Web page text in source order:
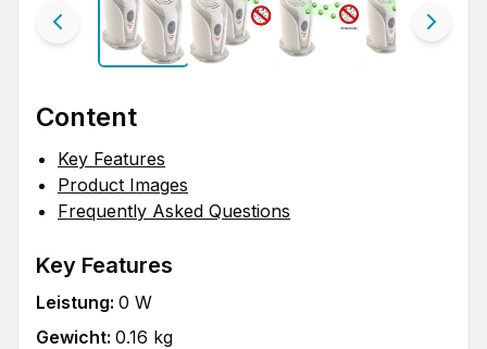
Content
Key Features
Product Images
Frequently Asked Questions
Key Features
Leistung: 0 W
Gewicht: 0.16 kg